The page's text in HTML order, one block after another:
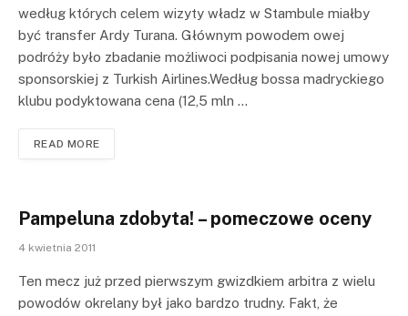
według których celem wizyty władz w Stambule miałby
być transfer Ardy Turana. Głównym powodem owej
podróży było zbadanie możliwoci podpisania nowej umowy
sponsorskiej z Turkish Airlines.Według bossa madryckiego
klubu podyktowana cena (12,5 mln …
READ MORE
Pampeluna zdobyta! – pomeczowe oceny
4 kwietnia 2011
Ten mecz już przed pierwszym gwizdkiem arbitra z wielu
powodów okrelany był jako bardzo trudny. Fakt, że